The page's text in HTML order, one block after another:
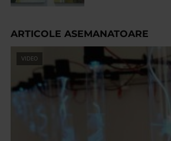
ARTICOLE ASEMANATOARE
VIDEO